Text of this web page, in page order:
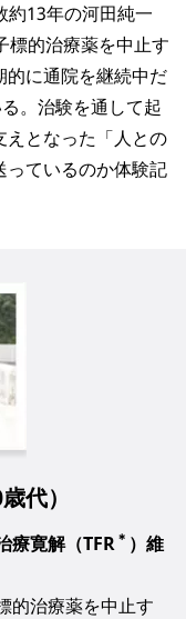
約13年の河田純一
標的治療薬を中止す
的に通院を継続中だ
。治験を通して起
えとなった「人との
っているのか体験記
代）
療寛解（TFR＊ ）維
的治療薬を中止す